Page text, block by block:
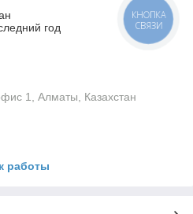
год
1, Алматы, Казахстан
работы
КНОПКА
СВЯЗИ